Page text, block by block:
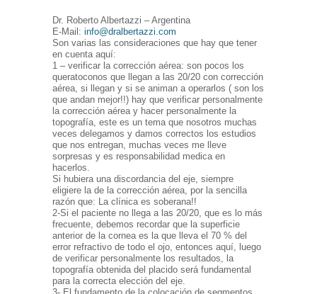
Dr. Roberto Albertazzi – Argentina
E-Mail: info@dralbertazzi.com
Son varias las consideraciones que hay que tener
en cuenta aquí:
1 – verificar la corrección aérea: son pocos los
queratoconos que llegan a las 20/20 con corrección
aérea, si llegan y si se animan a operarlos ( son los
que andan mejor!!) hay que verificar personalmente
la corrección aérea y hacer personalmente la
topografía, este es un tema que nosotros muchas
veces delegamos y damos correctos los estudios
que nos entregan, muchas veces me lleve
sorpresas y es responsabilidad medica en
hacerlos.
Si hubiera una discordancia del eje, siempre
eligiere la de la corrección aérea, por la sencilla
razón que: La clínica es soberana!!
2-Si el paciente no llega a las 20/20, que es lo más
frecuente, debemos recordar que la superficie
anterior de la cornea es la que lleva el 70 % del
error refractivo de todo el ojo, entonces aquí, luego
de verificar personalmente los resultados, la
topografía obtenida del placido será fundamental
para la correcta elección del eje.